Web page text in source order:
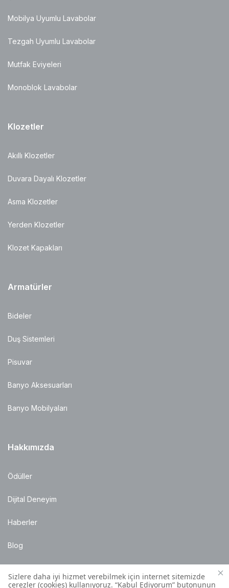
Mobilya Uyumlu Lavabolar
Tezgah Uyumlu Lavabolar
Mutfak Eviyeleri
Monoblok Lavabolar
Klozetler
Akıllı Klozetler
Duvara Dayalı Klozetler
Asma Klozetler
Yerden Klozetler
Klozet Kapakları
Armatürler
Bideler
Duş Sistemleri
Pisuvar
Banyo Aksesuarları
Banyo Mobilyaları
Hakkımızda
Ödüller
Dijital Deneyim
Haberler
Blog
Satış Noktaları